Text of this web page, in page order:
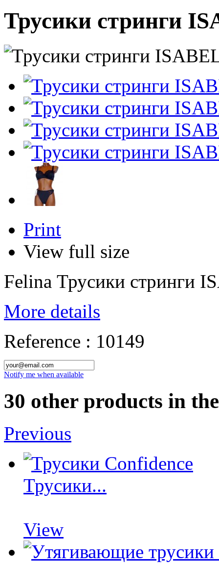
Трусики стринги
Print
View full size
Felina Трусики стринги
More details
Reference : 10149
Notify me when available
30 other products in
Previous
Трусики...
View